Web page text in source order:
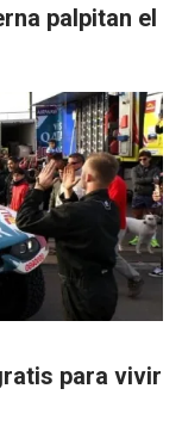
palpitan el
para vivir